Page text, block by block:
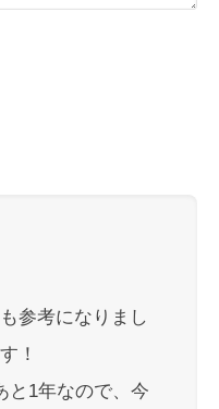
参考になりまし
！
と1年なので、今